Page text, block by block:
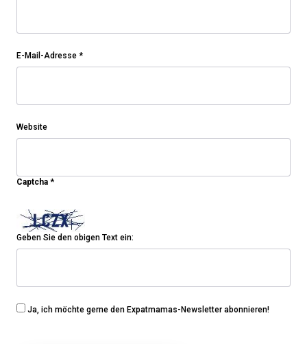
E-Mail-Adresse *
Website
Captcha *
Geben Sie den obigen Text ein:
Ja, ich möchte gerne den Expatmamas-Newsletter abonnieren!